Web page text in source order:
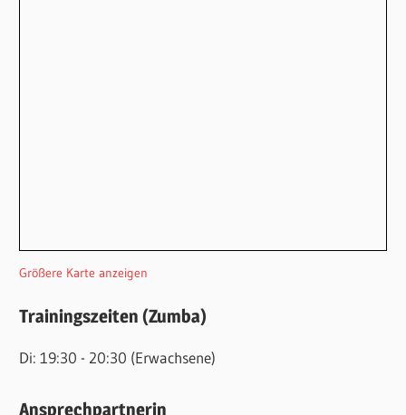
Größere Karte anzeigen
Trainingszeiten (Zumba)
Di: 19:30 - 20:30 (Erwachsene)
Ansprechpartnerin